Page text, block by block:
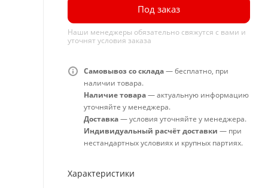
Под заказ
Наши менеджеры обязательно свяжутся с вами и
уточнят условия заказа
Самовывоз со склада— бесплатно, при
наличии товара.
Наличие товара— актуальную информацию
уточняйте у менеджера.
Доставка— условия уточняйте у менеджера.
Индивидуальный расчёт доставки — при
нестандартных условиях и крупных партиях.
Характеристики